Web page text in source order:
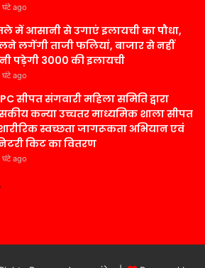
घंटे ago
में आसानी से उगाएं इलायची का पौधा,
लगेंगी ताजी फलियां, बाजार से नहीं
पड़ेगी 3000 की इलायची
घंटे ago
सीपत संगवारी महिला समिति द्वारा
कन्या उच्चतर माध्यमिक शाला सीपत
स्वच्छता जागरूकता अभियान एवं
किट का वितरण
घंटे ago